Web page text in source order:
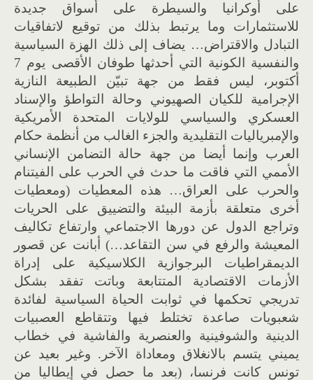
على أوكرانيا والسيطرة على أسواق جديدة
للاستثمارات وما يرتبط بذلك من توقيع لاتفاقيات
التبادل والاقتراض… يضاف إلى ذلك الهزة السياسية
والنفسية الكونية التي أحدثها طوفان الأقصى يوم 7
أكتوبر، ليس فقط من جهة تبيّن الطبيعة النازية
الإجرامية للكيان الصهيوني وحالة التواطؤ والإسناد
العسكري والسياسي للولايات المتحدة الأمريكية
والإمبرياليات التقليدية والجزء الغالب من أنظمة حكام
العرب وإنما أيضا من جهة حالة التضامن الإنساني
الأممي التي فاقت ما حدث في الحرب على الفيتنام
والحرب على العراق… هذه المعطيات (ومعطيات
أخرى متعلقة بأزمة البيئة والتضييق على الحريات
وتراجع الدول عن دورها الاجتماعي وارتفاع تكاليف
المعيشة والرفع في سن التقاعد…) أبانت عن قصور
الديمقراطيات البرجوازية الكلاسيكية على إدراة
الأزمات الاقتصادية المتتابعة وباتت تفقد بشكل
تدريجي تحكمها في ثوابت الحياة السياسية لفائدة
شعبويات صاعدة تختلط فيها وتتقاطع العصبيات
الدينية والشوفينية والعنصرية والفاشية في خطاب
يميني يتسم بالانغلاق ومعاداة الآخر. وغير بعيد عن
تونس كانت فرنسا، (بعد ما حصل في إيطاليا من